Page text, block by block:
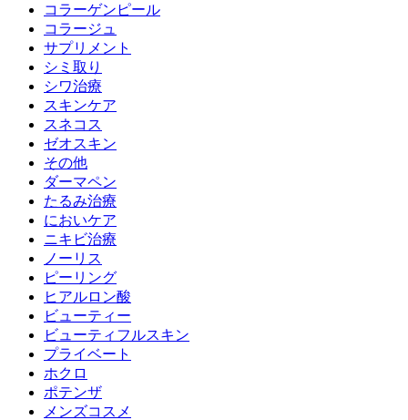
コラーゲンピール
コラージュ
サプリメント
シミ取り
シワ治療
スキンケア
スネコス
ゼオスキン
その他
ダーマペン
たるみ治療
においケア
ニキビ治療
ノーリス
ピーリング
ヒアルロン酸
ビューティー
ビューティフルスキン
プライベート
ホクロ
ポテンザ
メンズコスメ